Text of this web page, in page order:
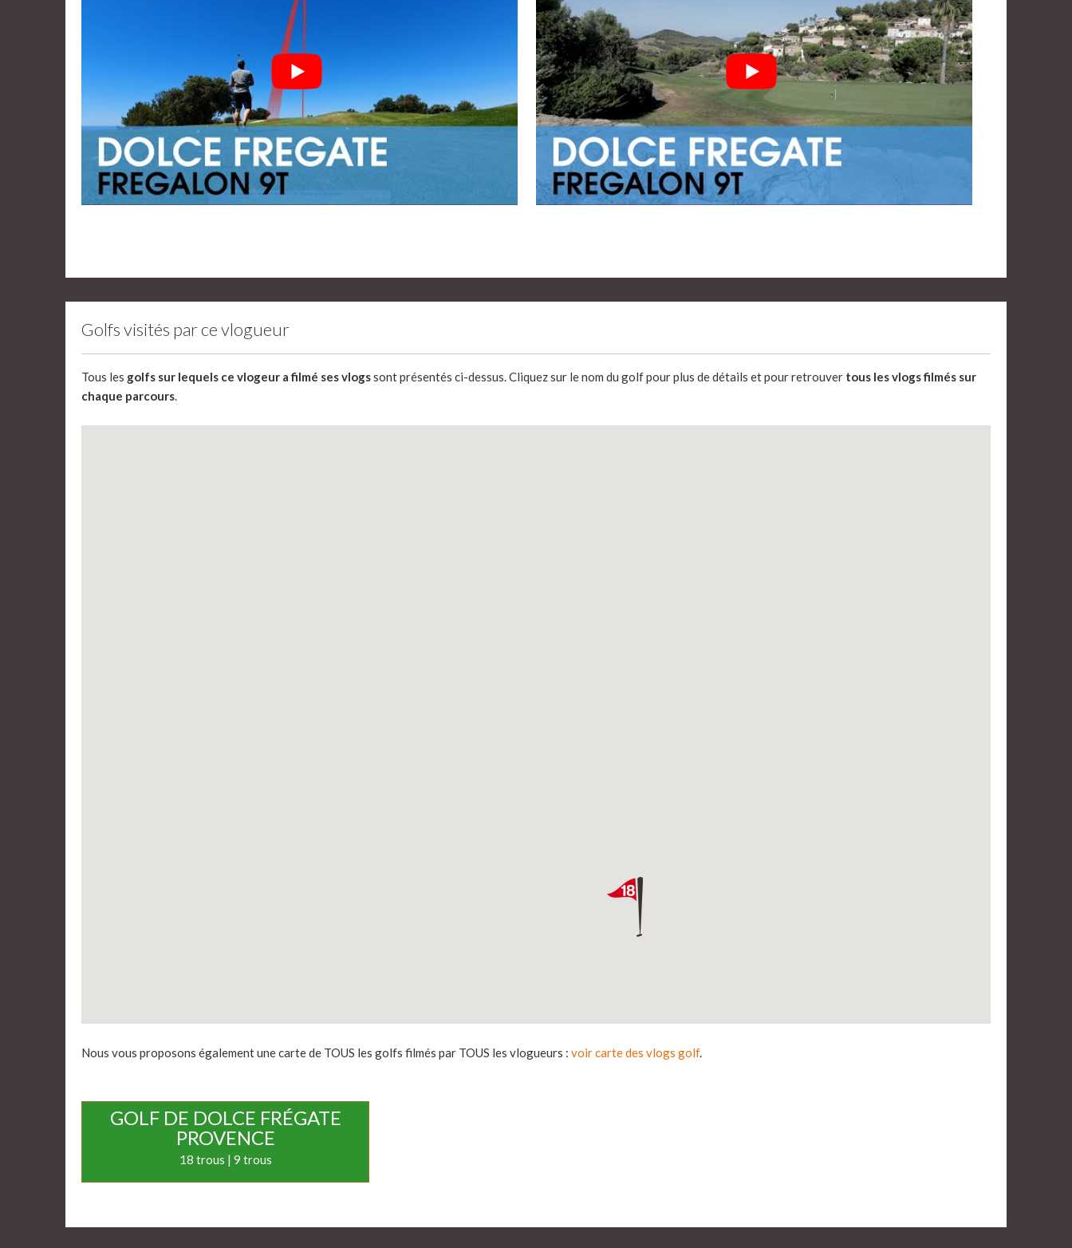
Golfs visités par ce vlogueur
Tous les golfs sur lequels ce vlogeur a filmé ses vlogssont présentés ci-dessus. Cliquez sur le nom du golf pour plus de détails et pour retrouver tous les vlogs filmés sur
chaque parcours.
Nous vous proposons également une carte de TOUS les golfs filmés par TOUS les vlogueurs : voir carte des vlogs golf.
GOLF DE DOLCE FRÉGATE
PROVENCE
18 trous | 9 trous